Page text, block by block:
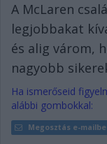
A McLaren
legjobbakat
és alig várom,
nagyobb
Ha ismerőseid
alábbi gombokkal:
Megosztás e-